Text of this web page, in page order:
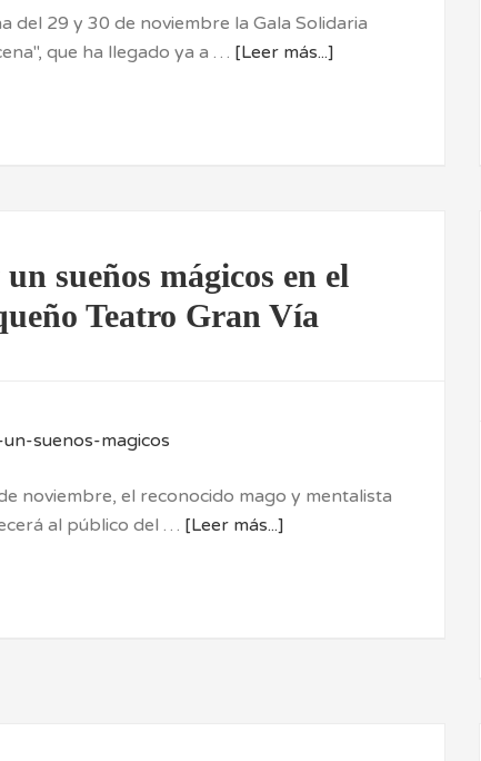
del 29 y 30 de noviembre la Gala Solidaria
que ha llegado ya a … [Leer más...]
sueños mágicos en el
Teatro Gran Vía
noviembre, el reconocido mago y mentalista
al público del … [Leer más...]